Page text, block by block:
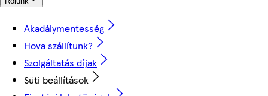
Akadálymentesség
Hova szállítunk?
Szolgáltatás díjak
Süti beállítások